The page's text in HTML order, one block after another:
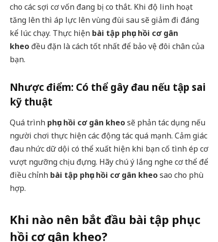
cho các sợi cơ vốn đang bị co thắt. Khi độ linh hoạt
tăng lên thì áp lực lên vùng đùi sau sẽ giảm đi đáng
kể lúc chạy. Thực hiện bài tập phục hồi cơ gân
kheo đều đặn là cách tốt nhất để bảo vệ đôi chân của
bạn.
Nhược điểm: Có thể gây đau nếu tập sai
kỹ thuật
Quá trình phục hồi cơ gân kheosẽ phản tác dụng nếu
người chơi thực hiện các động tác quá mạnh. Cảm giác
đau nhức dữ dội có thể xuất hiện khi bạn cố tình ép cơ
vượt ngưỡng chịu đựng. Hãy chú ý lắng nghe cơ thể để
điều chỉnh bài tập phục hồi cơ gân kheosao cho phù
hợp.
Khi nào nên bắt đầu bài tập phục
hồi cơ gân kheo?